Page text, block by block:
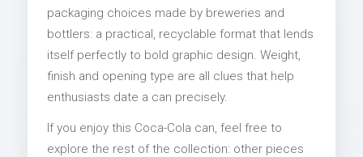
packaging choices made by breweries and
bottlers: a practical, recyclable format that lends
itself perfectly to bold graphic design. Weight,
finish and opening type are all clues that help
enthusiasts date a can precisely.
If you enjoy this Coca-Cola can, feel free to
explore the rest of the collection: other pieces